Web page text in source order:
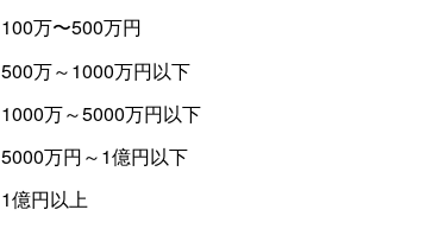
100万〜500万円
500万～1000万円以下
1000万～5000万円以下
5000万円～1億円以下
1億円以上